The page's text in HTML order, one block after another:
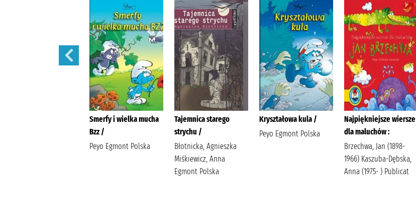
Smerfy i wielka mucha
Bzz /
Peyo Egmont Polska
Tajemnica starego
strychu /
Błotnicka, Agnieszka
Miśkiewicz, Anna
Egmont Polska
Kryształowa kula /
Peyo Egmont Polska
Najpiękniejsze wiersze
dla maluchów :
Brzechwa, Jan (1898-
1966) Kaszuba-Dębska,
Anna (1975- ) Publicat